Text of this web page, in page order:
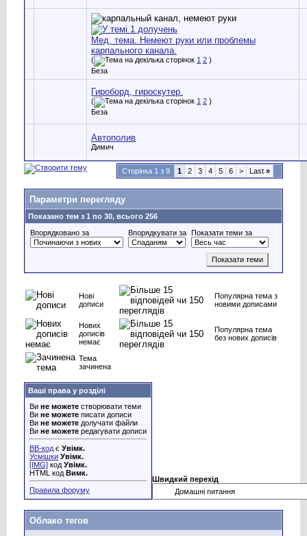
Мед. тема. Немеют руки или проблемы
карпального канала.
( 1 2 )
Беза
Гироборд, гироскутер.
( 1 2 )
Беза
Автополив
Димич
Сторінка 1 з 9 1 2 3 4 5 6 > Last »
Параметри перегляду
Показано тем з 1 по 30, всього 256
Впорядковано за
Впорядкувати за Показати теми за
Нові
дописи
Популярна тема з
новими дописами
Нових
дописів
немає
Популярна тема
без нових дописів
Тема
зачинена
Ваші права у розділі
Ви не можете створювати теми
Ви не можете писати дописи
Ви не можете долучати файли
Ви не можете редагувати дописи
BB-код є Увімк.
Усмішки Увімк.
[IMG] код Увімк.
HTML код Вимк.
Правила форуму
Швидкий перехід
Облако тегов